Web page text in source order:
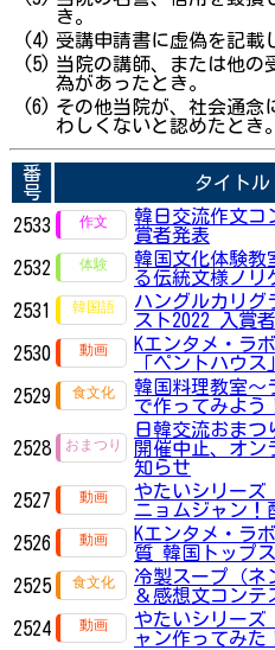
き。
(4) 受講申請書に虚偽を記載
(5) 当院の講師、または他の
為があったとき。
(6) その他当院が、社会通念
わしくないと認めたとき。
番
号
タイトル
2533
韓日交流作文コ
賞者発表
2532
韓国文化体験教
る伝統文様ノリ
2531
ハングルカリグ
スト2022 入賞
2530
Kエンタメ・ラ
「ペントハウス」
2529
韓国料理教室〜
で作ってみよう
2528
日韓交流おまつ
開催中止、オン
知らせ
2527
やたいシリー
ニョムジャン！
2526
Kエンタメ・ラ
質 韓国トップ
2525
冷製スープ（ネ
＆感想文コン
2524
やたいシリー
ャン作ってみた